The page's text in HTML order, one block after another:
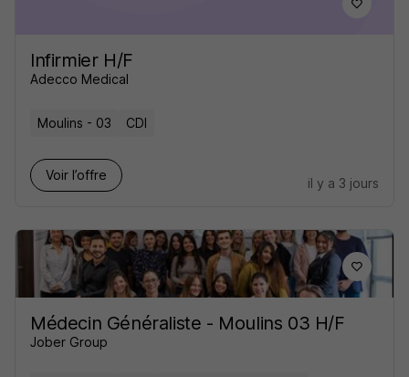
Infirmier H/F
Adecco Medical
Moulins - 03 CDI
Voir l’offre
il y a 3 jours
Médecin Généraliste - Moulins 03 H/F
Jober Group